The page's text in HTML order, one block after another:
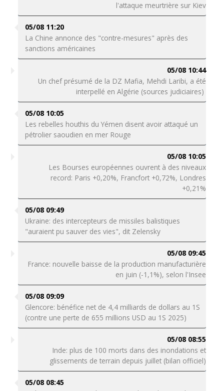
l'attaque meurtrière sur Kiev
05/08 11:20
La Chine annonce des "contre-mesures" après des
sanctions américaines
05/08 10:44
Un chef présumé de la DZ Mafia, Mehdi Laribi, a été
interpellé en Algérie (sources judiciaires)
05/08 10:05
Les rebelles houthis du Yémen disent avoir attaqué un
pétrolier saoudien en mer Rouge
05/08 10:05
Les Bourses européennes ouvrent à des niveaux
record: Paris +0,20%, Francfort +0,72%, Londres
+0,21%
05/08 09:49
Ukraine: des intercepteurs de missiles balistiques
"auraient pu sauver des vies", dit Zelensky
05/08 09:45
France: nouvelle baisse de la production manufacturière
en juin (-1,1%), selon l'Insee
05/08 09:09
Glencore: bénéfice net de 4,4 milliards de dollars au 1S
(contre une perte de 655 millions USD au 1S 2025)
05/08 08:55
Inde: plus de 100 morts dans des inondations et
glissements de terrain depuis juillet (bilan officiel)
05/08 08:45